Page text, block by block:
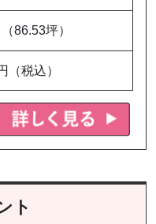
86.53坪）
（税込）
ト